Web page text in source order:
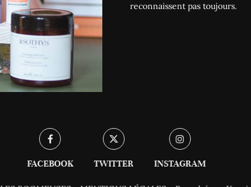
reconnaissent pas toujours.
FACEBOOK TWITTER INSTAGRAM